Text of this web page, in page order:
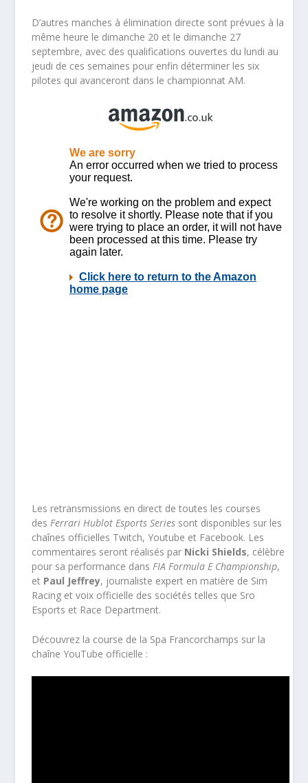
D’autres manches à élimination directe sont prévues à la
même heure le dimanche 20 et le dimanche 27
septembre, avec des qualifications ouvertes du lundi au
jeudi de ces semaines pour enfin déterminer les six
pilotes qui avanceront dans le championnat AM.
Les retransmissions en direct de toutes les courses
des Ferrari Hublot Esports Series sont disponibles sur les
chaînes officielles Twitch, Youtube et Facebook. Les
commentaires seront réalisés par Nicki Shields, célèbre
pour sa performance dans FIA Formula E Championship,
et Paul Jeffrey, journaliste expert en matière de Sim
Racing et voix officielle des sociétés telles que Sro
Esports et Race Department.
Découvrez la course de la Spa Francorchamps sur la
chaîne YouTube officielle :